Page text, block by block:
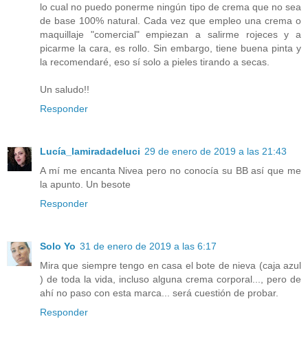
lo cual no puedo ponerme ningún tipo de crema que no sea
de base 100% natural. Cada vez que empleo una crema o
maquillaje "comercial" empiezan a salirme rojeces y a
picarme la cara, es rollo. Sin embargo, tiene buena pinta y
la recomendaré, eso sí solo a pieles tirando a secas.
Un saludo!!
Responder
Lucía_lamiradadeluci 29 de enero de 2019 a las 21:43
A mí me encanta Nivea pero no conocía su BB así que me
la apunto. Un besote
Responder
Solo Yo 31 de enero de 2019 a las 6:17
Mira que siempre tengo en casa el bote de nieva (caja azul
) de toda la vida, incluso alguna crema corporal..., pero de
ahí no paso con esta marca... será cuestión de probar.
Responder